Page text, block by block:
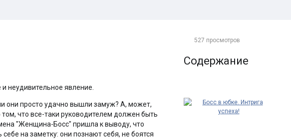
Содержание
527 просмотров
неудивительное явление.
они просто удачно вышли замуж? А, может,
что все-таки руководителем должен быть
"Женщина-Босс" пришла к выводу, что
на заметку: они познают себя, не боятся